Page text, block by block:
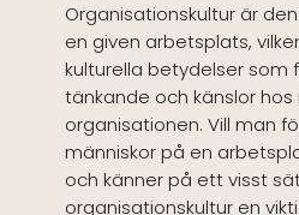
Organisationskultur är
en given arbetsplats,
kulturella betydelser som
tänkande och känslor hos
organisationen. Vill man
människor på en
och känner på ett visst
organisationskultur en